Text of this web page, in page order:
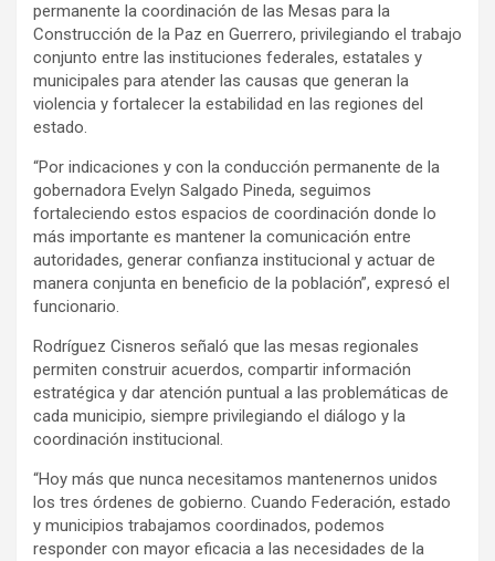
permanente la coordinación de las Mesas para la
Construcción de la Paz en Guerrero, privilegiando el trabajo
conjunto entre las instituciones federales, estatales y
municipales para atender las causas que generan la
violencia y fortalecer la estabilidad en las regiones del
estado.
“Por indicaciones y con la conducción permanente de la
gobernadora Evelyn Salgado Pineda, seguimos
fortaleciendo estos espacios de coordinación donde lo
más importante es mantener la comunicación entre
autoridades, generar confianza institucional y actuar de
manera conjunta en beneficio de la población”, expresó el
funcionario.
Rodríguez Cisneros señaló que las mesas regionales
permiten construir acuerdos, compartir información
estratégica y dar atención puntual a las problemáticas de
cada municipio, siempre privilegiando el diálogo y la
coordinación institucional.
“Hoy más que nunca necesitamos mantenernos unidos
los tres órdenes de gobierno. Cuando Federación, estado
y municipios trabajamos coordinados, podemos
responder con mayor eficacia a las necesidades de la